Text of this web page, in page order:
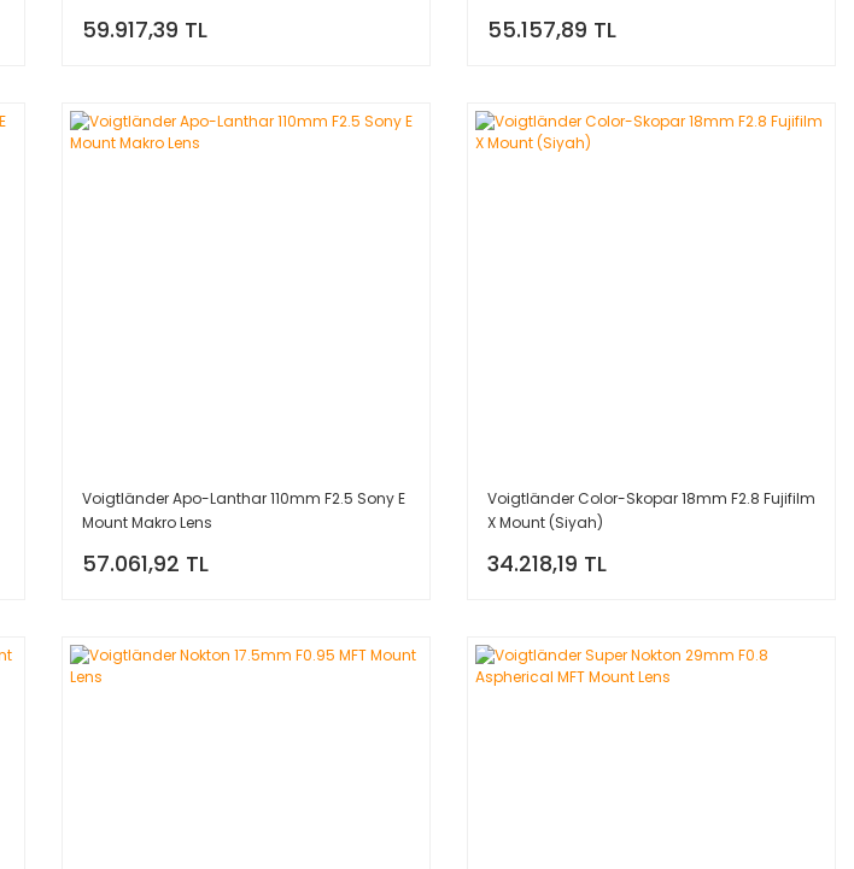
59.917,39 TL 55.157,89 TL
Voigtländer Apo-Lanthar 110mm F2.5 Sony E
Mount Makro Lens
57.061,92 TL
Voigtländer Color-Skopar 18mm F2.8 Fujifilm
X Mount (Siyah)
34.218,19 TL